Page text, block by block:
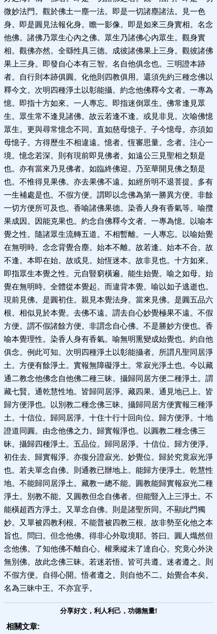
微妙法門。觀於佛土一塵一法。即是一切諸塵諸法。見一色
身。即是圓見法報化身。瞻一影像。即是如來三身實相。名念
他佛。諸佛乃眾生心內之佛。眾生乃諸佛心內眾生。觀身實
相。觀佛亦然。全繇性具三德。成彼諸佛果上三身。觀彼諸佛
果上三身。即發自心本有三智。名自他俱念也。三明證本跡
者。自行則本跡俱圓。化他則四教俱用。還須先約三種念佛以
釋今文。次明四種淨土以彰能攝。約念他佛釋今文者。一專為
憶。即指十方如來。一人專忘。即指迷倒眾生。佛常逢見眾
生。眾生常不逢見諸佛。故云若逢不逢。或見非見。次喻佛憶
眾生。更與尋常憶念不同。直如慈母憶子。子今憶母。亦須如
母憶子。方得歷生不相違遠。憶者。恆審思量。念者。注心一
境。憶念若深。則有現前即見佛者。如遠公三見聖相之類是
也。亦有當來乃見佛者。如臨終佛迎。乃至華開見佛之類是
也。不惟得見果佛。亦去果佛不遠。如經所明不退菩提。多有
一生補處是也。不假方便。謂即以念佛為第一勝異方便。非餘
一切方便所可及也。香喻諸佛果德。染香人身有香氣等。喻攬
果成因。因能克果也。約念自佛釋今文者。一專為憶。以喻本
覺之性。隨諸眾生流轉五道。不相暫離。一人專忘。以喻始覺
在無明時。念念背覺合塵。始本不離。故若逢。始本不合。故
不逢。本即在始。故或見。始恆迷本。故非見也。十方如來。
即指眾生本覺之性。元自豎窮橫遍。能生始覺。喻之如母。始
覺在無明時。全體從本覺起。而違背本覺。喻以如子逃逝也。
現前見佛。是圓初住。親見本覺法身。當來見佛。是圓五品六
根。相似見於本覺。去佛不遠。謂去自心妙覺極果不遠。不假
方便。謂不假諸餘方便。非謂念自心佛。不是勝妙方便也。香
喻本覺理性。染香人身有香氣。喻無明熏變成始覺也。約自他
俱念。例此可知。次明四種淨土以彰能攝者。所謂凡聖同居淨
土。方便有餘淨土。實報無障礙淨土。常寂光淨土也。今以藏
通二教念他佛念自他佛二種三昧。攝歸同居方便二種淨土。謂
藏七賢。通乾慧性地。皆歸同居淨。藏四果。通見地已上。皆
歸方便淨也。以別教二種念佛三昧。攝歸同居方便實報三種淨
土。十信位。歸同居淨。十住十行十回向位。歸方便淨。十地
證道同圓。由念他佛之力。歸實報淨也。以圓教二種念佛三
昧。攝歸四種淨土。五品位。歸同居淨。十信位。歸方便淨。
初住去。歸實報淨。亦復分證寂光。妙覺位。歸於究竟寂光淨
也。若夫單念自佛。則通教已辦地上。能歸方便淨土。乾慧性
地。不能歸同居淨土。藏教一總不能。圓教能歸實報寂光二種
淨土。別教不能。又圓教但念自佛者。但能豎入上三淨土。不
能橫超西方淨土。又單念自佛。則是諸聖所同。不顯此門獨
妙。又單被四教利根。不能普被四教三根。故非勢至化他之本
旨也。問曰。但念他佛。得非心外取境耶。答曰。圓人熾然但
念他佛。了知他佛不離自心。權乘縱未了達自心。究竟心外決
無別佛。故此念佛三昧。若迷若悟。皆可共遵。迷者遵之。則
不假方便。自得心開。悟者遵之。則自他不二。始覺合本矣。
名為三昧中王。不亦宜乎。
分享好文，利人利己，功德無量!
相關文章: